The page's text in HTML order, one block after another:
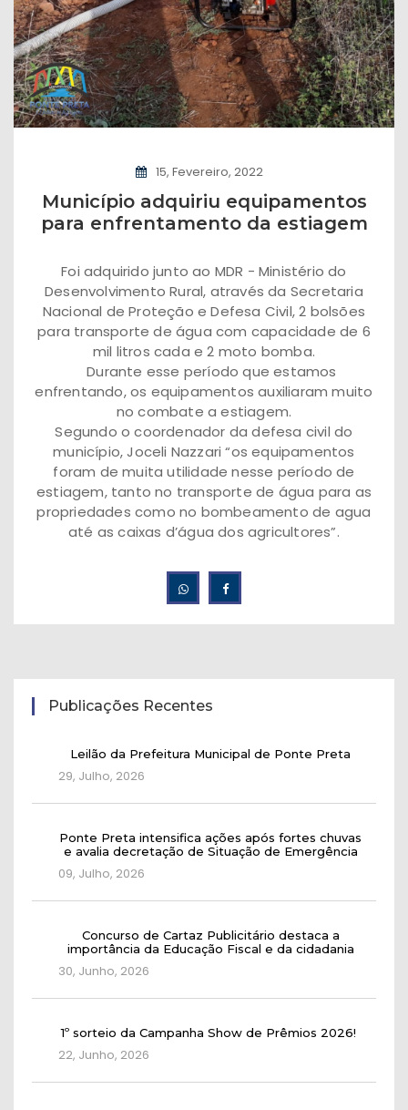
15, Fevereiro, 2022
Município adquiriu equipamentos
para enfrentamento da estiagem
Foi adquirido junto ao MDR - Ministério do
Desenvolvimento Rural, através da Secretaria
Nacional de Proteção e Defesa Civil, 2 bolsões
para transporte de água com capacidade de 6
mil litros cada e 2 moto bomba.
Durante esse período que estamos
enfrentando, os equipamentos auxiliaram muito
no combate a estiagem.
Segundo o coordenador da defesa civil do
município, Joceli Nazzari “os equipamentos
foram de muita utilidade nesse período de
estiagem, tanto no transporte de água para as
propriedades como no bombeamento de agua
até as caixas d’água dos agricultores”.
Publicações Recentes
Leilão da Prefeitura Municipal de Ponte Preta
29, Julho, 2026
Ponte Preta intensifica ações após fortes chuvas
e avalia decretação de Situação de Emergência
09, Julho, 2026
Concurso de Cartaz Publicitário destaca a
importância da Educação Fiscal e da cidadania
30, Junho, 2026
1º sorteio da Campanha Show de Prêmios 2026!
22, Junho, 2026